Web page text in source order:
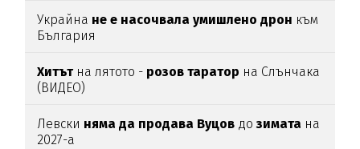
Украйна не е насочвала умишлено дрон към
България
Хитътна лятото - розов таратор на Слънчака
(ВИДЕО)
Левски няма да продава Вуцов дозимата на
2027-а